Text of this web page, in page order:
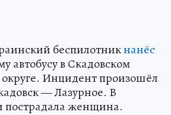
беспилотникнанёс
автобусу в Скадовском
Инцидент произошёл
— Лазурное. В
пострадала женщина.